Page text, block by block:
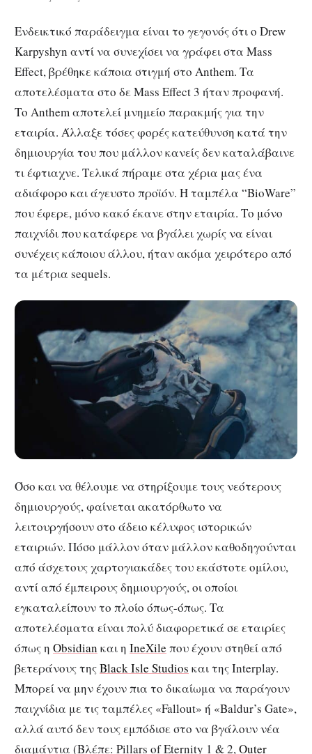
Ενδεικτικό παράδειγμα είναι το γεγονός ότι ο Drew
Karpyshyn αντί να συνεχίσει να γράφει στα Mass
Effect, βρέθηκε κάποια στιγμή στο Anthem. Τα
αποτελέσματα στο δε Mass Effect 3 ήταν προφανή.
Το Anthem αποτελεί μνημείο παρακμής για την
εταιρία. Άλλαξε τόσες φορές κατεύθυνση κατά την
δημιουργία του που μάλλον κανείς δεν καταλάβαινε
τι έφτιαχνε. Τελικά πήραμε στα χέρια μας ένα
αδιάφορο και άγευστο προϊόν. Η ταμπέλα “BioWare”
που έφερε, μόνο κακό έκανε στην εταιρία. Το μόνο
παιχνίδι που κατάφερε να βγάλει χωρίς να είναι
συνέχεις κάποιου άλλου, ήταν ακόμα χειρότερο από
τα μέτρια sequels.
Όσο και να θέλουμε να στηρίξουμε τους νεότερους
δημιουργούς, φαίνεται ακατόρθωτο να
λειτουργήσουν στο άδειο κέλυφος ιστορικών
εταιριών. Πόσο μάλλον όταν μάλλον καθοδηγούνται
από άσχετους χαρτογιακάδες του εκάστοτε ομίλου,
αντί από έμπειρους δημιουργούς, οι οποίοι
εγκαταλείπουν το πλοίο όπως-όπως. Τα
αποτελέσματα είναι πολύ διαφορετικά σε εταιρίες
όπως η Obsidian και η IneXile που έχουν στηθεί από
βετεράνους τηςBlack Isle Studios και της Interplay.
Μπορεί να μην έχουν πια το δικαίωμα να παράγουν
παιχνίδια με τις ταμπέλες «Fallout» ή «Baldur’s Gate»,
αλλά αυτό δεν τους εμπόδισε στο να βγάλουν νέα
διαμάντια (Βλέπε: Pillars of Eternity 1 & 2,Outer